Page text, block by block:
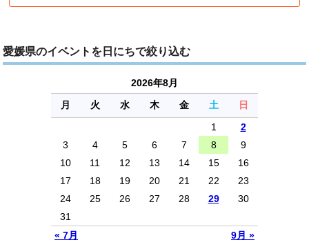
愛媛県のイベントを日にちで絞り込む
2026年8月
月
火 水 木 金 土 日
« 7月 9月 »
1
2
3
4 5 6 7 8
9
10
11 12 13 14 15
16
17
18 19 20 21 22
23
24
25 26 27 28 29
30
31